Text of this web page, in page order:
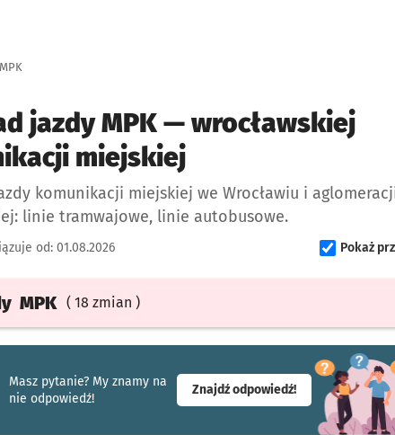
jazdy MPK — wrocławskiej
miejskiej
komunikacji miejskiej we Wrocławiu i
linie tramwajowe, linie autobusowe.
od: 01.08.2026 Pokaż
MPK ( 18 zmian )
Masz pytanie? My znamy na
nie odpowiedź!
Znajdź odpowiedź!- otworzy się w